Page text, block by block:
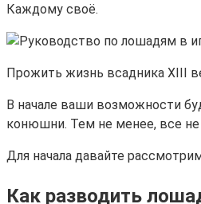
Каждому своё.
Прожить жизнь всадника XIII
В начале ваши возможности
конюшни. Тем не менее, все не
Для начала давайте
Как разводить